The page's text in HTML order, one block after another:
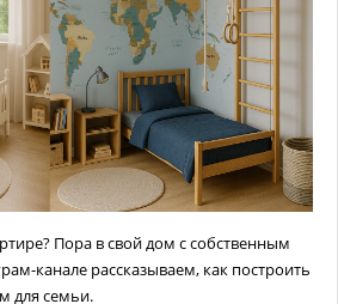
Пора в свой дом с собственным
канале рассказываем, как построить
для семьи.